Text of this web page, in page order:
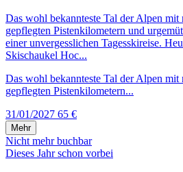
Das wohl bekannteste Tal der Alpen mit
gepflegten Pistenkilometern und
einer unvergesslichen Tagesskireise.
Skischaukel Hoc...
Das wohl bekannteste Tal der Alpen mit
gepflegten Pistenkilometern...
31/01/2027 65 €
Mehr
Nicht mehr buchbar
Dieses Jahr schon vorbei